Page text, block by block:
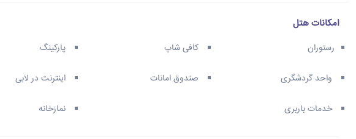
امکانات هتل
رستوران کافی شاپ پارکینگ
واحد گردشگری صندوق امانات اینترنت در لابی
خدمات باربری نمازخانه